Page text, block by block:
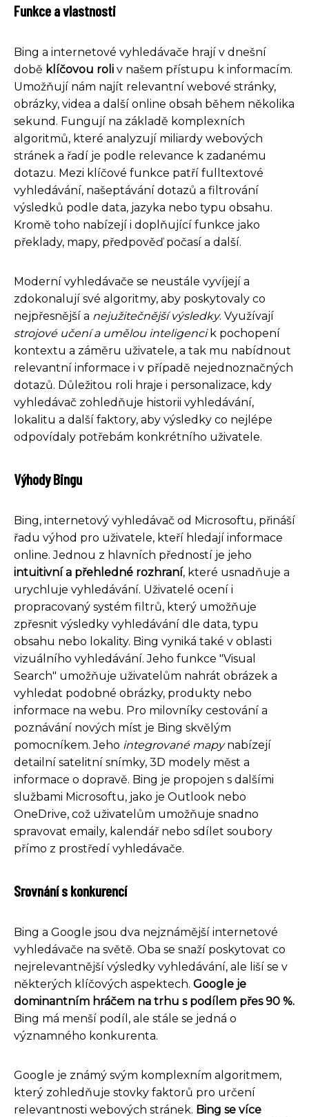
Funkce a vlastnosti
Bing a internetové vyhledávače hrají v dnešní
době klíčovou roli v našem přístupu k informacím.
Umožňují nám najít relevantní webové stránky,
obrázky, videa a další online obsah během několika
sekund. Fungují na základě komplexních
algoritmů, které analyzují miliardy webových
stránek a řadí je podle relevance k zadanému
dotazu. Mezi klíčové funkce patří fulltextové
vyhledávání, našeptávání dotazů a filtrování
výsledků podle data, jazyka nebo typu obsahu.
Kromě toho nabízejí i doplňující funkce jako
překlady, mapy, předpověď počasí a další.
Moderní vyhledávače se neustále vyvíjejí a
zdokonalují své algoritmy, aby poskytovaly co
nejpřesnější a nejužitečnější výsledky. Využívají
strojové učení a umělou inteligencik pochopení
kontextu a záměru uživatele, a tak mu nabídnout
relevantní informace i v případě nejednoznačných
dotazů. Důležitou roli hraje i personalizace, kdy
vyhledávač zohledňuje historii vyhledávání,
lokalitu a další faktory, aby výsledky co nejlépe
odpovídaly potřebám konkrétního uživatele.
Výhody Bingu
Bing, internetový vyhledávač od Microsoftu, přináší
řadu výhod pro uživatele, kteří hledají informace
online. Jednou z hlavních předností je jeho
intuitivní a přehledné rozhraní, které usnadňuje a
urychluje vyhledávání. Uživatelé ocení i
propracovaný systém filtrů, který umožňuje
zpřesnit výsledky vyhledávání dle data, typu
obsahu nebo lokality. Bing vyniká také v oblasti
vizuálního vyhledávání. Jeho funkce "Visual
Search" umožňuje uživatelům nahrát obrázek a
vyhledat podobné obrázky, produkty nebo
informace na webu. Pro milovníky cestování a
poznávání nových míst je Bing skvělým
pomocníkem. Jeho integrované mapynabízejí
detailní satelitní snímky, 3D modely měst a
informace o dopravě. Bing je propojen s dalšími
službami Microsoftu, jako je Outlook nebo
OneDrive, což uživatelům umožňuje snadno
spravovat emaily, kalendář nebo sdílet soubory
přímo z prostředí vyhledávače.
Srovnání s konkurencí
Bing a Google jsou dva nejznámější internetové
vyhledávače na světě. Oba se snaží poskytovat co
nejrelevantnější výsledky vyhledávání, ale liší se v
některých klíčových aspektech. Google je
dominantním hráčem na trhu s podílem přes 90 %.
Bing má menší podíl, ale stále se jedná o
významného konkurenta.
Google je známý svým komplexním algoritmem,
který zohledňuje stovky faktorů pro určení
relevantnosti webových stránek. Bing se více